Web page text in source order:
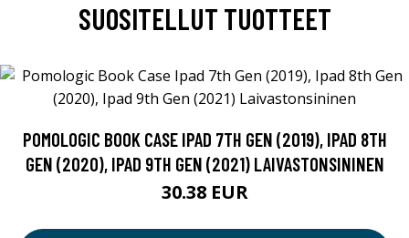
SUOSITELLUT TUOTTEET
POMOLOGIC BOOK CASE IPAD 7TH GEN (2019), IPAD 8TH
GEN (2020), IPAD 9TH GEN (2021) LAIVASTONSININEN
30.38 EUR